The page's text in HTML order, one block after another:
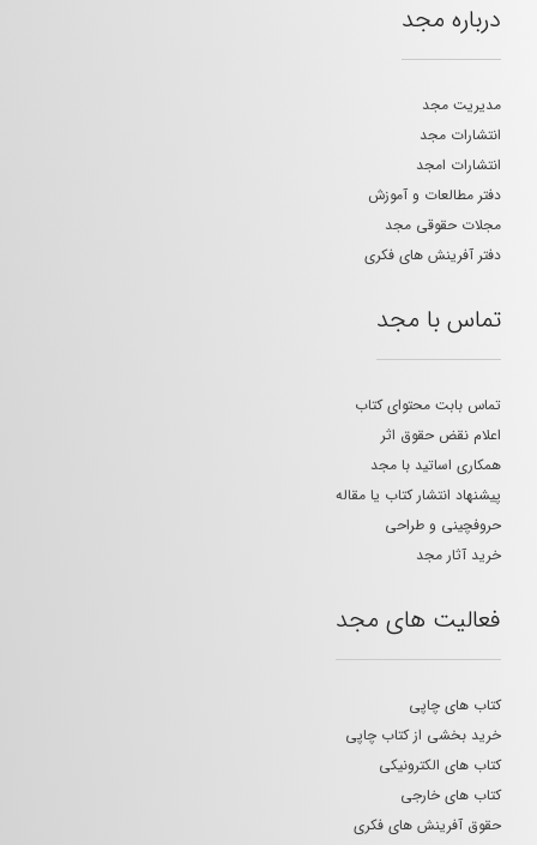
درباره مجد
مدیریت مجد
انتشارات مجد
انتشارات امجد
دفتر مطالعات و آموزش
مجلات حقوقی مجد
دفتر آفرینش های فکری
تماس با مجد
تماس بابت محتوای کتاب
اعلام نقض حقوق اثر
همکاری اساتید با مجد
پیشنهاد انتشار کتاب یا مقاله
حروفچینی و طراحی
خرید آثار مجد
فعالیت های مجد
کتاب های چاپی
خرید بخشی از کتاب چاپی
کتاب های الکترونیکی
کتاب های خارجی
حقوق آفرینش های فکری